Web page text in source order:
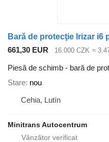
Bară de protecţie Irizar i6
661,30 EUR
16.000 CZK ≈
Piesă de schimb - bară de
Stare nou
Cehia, Lutín
Minitrans Autocentrum